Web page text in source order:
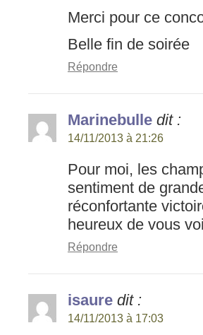
Merci pour ce
Belle fin de soirée
Répondre
Marinebulle dit :
14/11/2013 à 21:26
Pour moi, les
sentiment de
réconfortante
heureux de vous
Répondre
isaure dit :
14/11/2013 à 17:03